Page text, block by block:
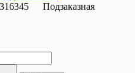
Подзаказная